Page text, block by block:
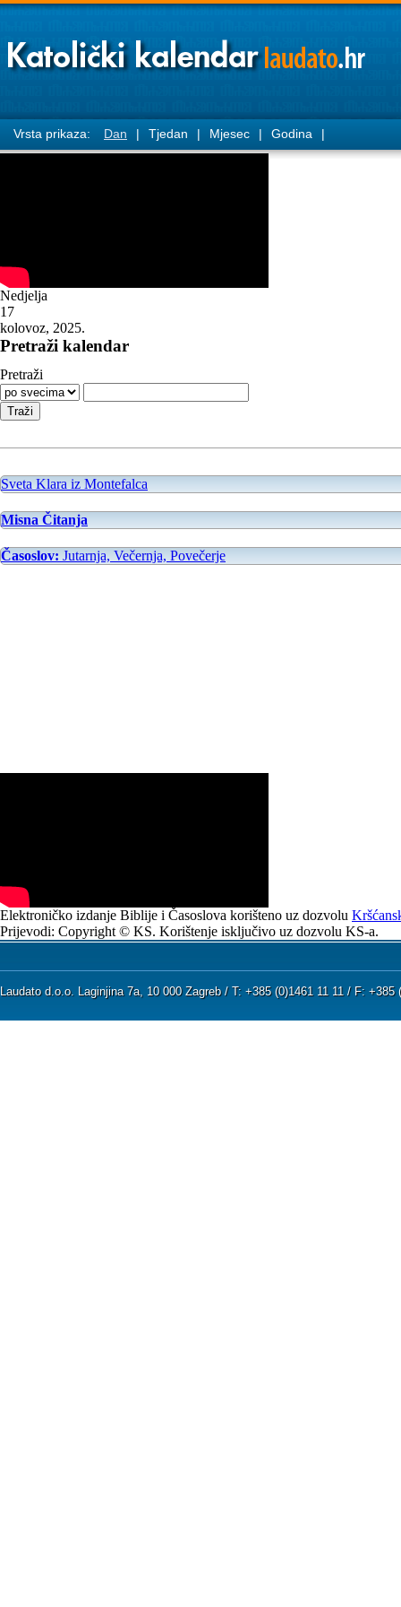
Vrsta prikaza: Dan | Tjedan | Mjesec | Godina |
Nedjelja
17
kolovoz, 2025.
Pretraži kalendar
Pretraži
Sveta Klara iz Montefalca
Misna Čitanja
Časoslov: Jutarnja, Večernja, Povečerje
Elektroničko izdanje Biblije i Časoslova korišteno uz dozvolu
Prijevodi: Copyright © KS. Korištenje isključivo uz dozvolu KS-a.
Laudato d.o.o. Laginjina 7a, 10 000 Zagreb / T: +385 (0)1461 11 11 / F: